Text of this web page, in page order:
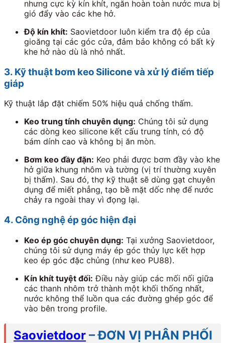
nhưng cực kỳ kín khít, ngăn hoàn toàn nước mưa bị
gió đẩy vào các khe hở.
Độ kín khít: Saovietdoor luôn kiểm tra độ ép của
gioăng tại các góc cửa, đảm bảo không có bất kỳ
khe hở nào dù là nhỏ nhất.
3. Kỹ thuật bơm keo Silicone và xử lý điểm tiếp
giáp
Kỹ thuật lắp đặt chiếm 50% hiệu quả chống thấm.
Keo trung tính chuyên dụng: Chúng tôi sử dụng
các dòng keo silicone kết cấu trung tính, có độ
bám dính cao và không bị ăn mòn.
Bơm keo đầy đặn: Keo phải được bơm đầy vào khe
hở giữa khung nhôm và tường (vị trí thường xuyên
bị thấm). Sau đó, thợ kỹ thuật sẽ dùng gạt chuyên
dụng để miết phẳng, tạo bề mặt dốc nhẹ để nước
chảy ra ngoài thay vì đọng lại.
4. Công nghệ ép góc hiện đại
Keo ép góc chuyên dụng: Tại xưởng Saovietdoor,
chúng tôi sử dụng máy ép góc thủy lực kết hợp
keo ép góc đặc chủng (như keo PU88).
Kín khít tuyệt đối: Điều này giúp các mối nối giữa
các thanh nhôm trở thành một khối thống nhất,
nước không thể luồn qua các đường ghép góc để
vào bên trong profile.
Saovietdoor –ĐƠN VỊ PHÂN PHỐI